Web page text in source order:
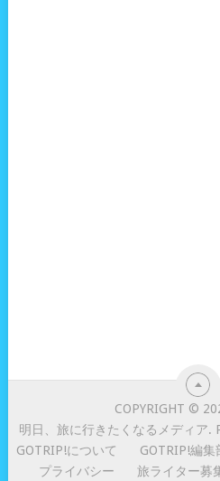
COPYRIGHT ©
明日、旅に行きたくなるメディア.
GOTRIP!について
GOTRIP!編
プライバシー
旅ライター募